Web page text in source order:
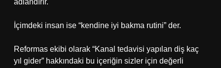
adlandırır.
İçimdeki insan ise “kendine iyi bakma rutini” der.
Reformas ekibi olarak “Kanal tedavisi yapılan diş kaç
yıl gider” hakkındaki bu içeriğin sizler için değerli